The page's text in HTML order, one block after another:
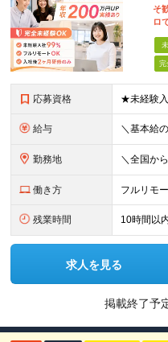
そ
ロ
完
応募資格
給与
勤務地
働き方 フルリモ
残業時間 10時間以
求人を見る
掲載終了予